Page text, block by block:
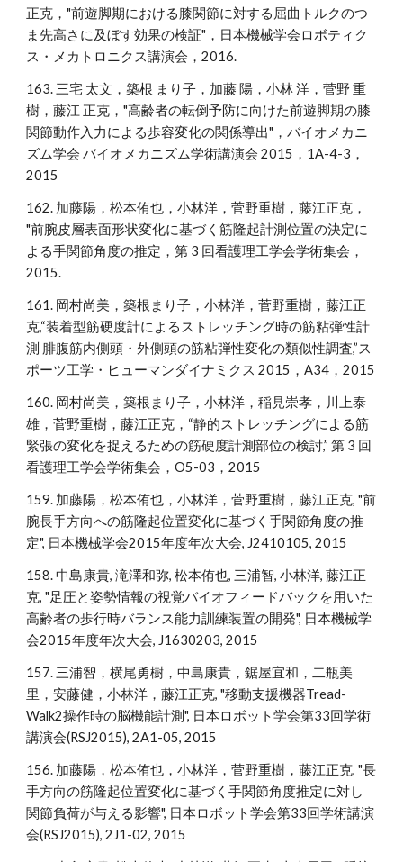
正克，"前遊脚期における膝関節に対する屈曲トルクのつ
ま先高さに及ぼす効果の検証"，日本機械学会ロボティク
ス・メカトロニクス講演会，2016.
163. 三宅 太文，築根 まり子，加藤 陽，小林 洋，菅野 重
樹，藤江 正克，"高齢者の転倒予防に向けた前遊脚期の膝
関節動作入力による歩容変化の関係導出"，バイオメカニ
ズム学会 バイオメカニズム学術講演会 2015，1A-4-3，
2015
162. 加藤陽，松本侑也，小林洋，菅野重樹，藤江正克，
"前腕皮層表面形状変化に基づく筋隆起計測位置の決定に
よる手関節角度の推定，第 3 回看護理工学会学術集会，
2015.
161. 岡村尚美，築根まり子，小林洋，菅野重樹，藤江正
克,“装着型筋硬度計によるストレッチング時の筋粘弾性計
測 腓腹筋内側頭・外側頭の筋粘弾性変化の類似性調査,”ス
ポーツ工学・ヒューマンダイナミクス 2015，A34，2015
160. 岡村尚美，築根まり子，小林洋，稲見崇孝，川上泰
雄，菅野重樹，藤江正克，“静的ストレッチングによる筋
緊張の変化を捉えるための筋硬度計測部位の検討,” 第 3 回
看護理工学会学術集会，O5-03，2015
159. 加藤陽，松本侑也，小林洋，菅野重樹，藤江正克, "前
腕長手方向への筋隆起位置変化に基づく手関節角度の推
定", 日本機械学会2015年度年次大会, J2410105, 2015
158. 中島康貴, 滝澤和弥, 松本侑也, 三浦智, 小林洋, 藤江正
克, "足圧と姿勢情報の視覚バイオフィードバックを用いた
高齢者の歩行時バランス能力訓練装置の開発", 日本機械学
会2015年度年次大会, J1630203, 2015
157. 三浦智，横尾勇樹，中島康貴，鋸屋宜和，二瓶美
里，安藤健，小林洋，藤江正克, "移動支援機器Tread-
Walk2操作時の脳機能計測", 日本ロボット学会第33回学術
講演会(RSJ2015), 2A1-05, 2015
156. 加藤陽，松本侑也，小林洋，菅野重樹，藤江正克, "長
手方向の筋隆起位置変化に基づく手関節角度推定に対し
関節負荷が与える影響", 日本ロボット学会第33回学術講演
会(RSJ2015), 2J1-02, 2015